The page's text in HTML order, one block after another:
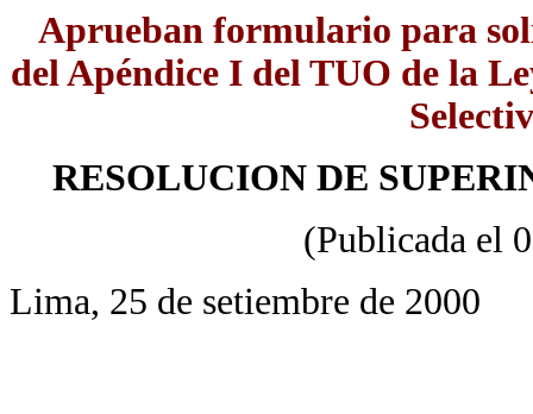
Aprueban formulario para
del Apéndice I del TUO de la
RESOLUCION DE
(Publicada el
Lima, 25 de setiembre de 2000